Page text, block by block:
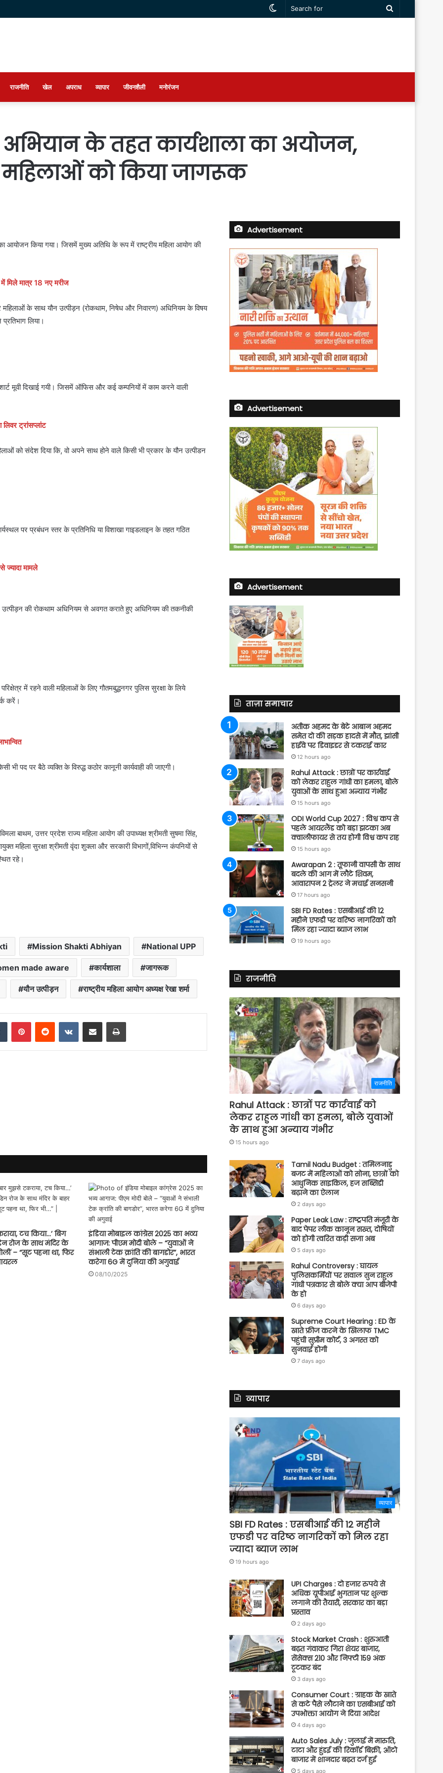
Search
Switch
राजनीति खेल अपराध व्यापार जीवनशैली मनोरंजन
के तहत कार्यशाला का अयोजन,
को किया जागरूक
आयोजन किया गया। जिसमें मुख्य अतिथि के रूप में राष्ट्रीय महिला आयोग की
मिले मात्र 18 नए मरीज
के साथ यौन उत्पीड़न (रोकथाम, निषेध और निवारण) अधिनियम के विषय
लिया।
मूवी दिखाई गयी। जिसमें ऑफिस और कई कम्पनियों में काम करने वाली
ट्रांसप्लांट
को संदेश दिया कि, वो अपने साथ होने वाले किसी भी प्रकार के यौन उत्पीडन
पर प्रबंधन स्तर के प्रतिनिधि या विशाखा गाइडलाइन के तहत गठित
मामले
की रोकथाम अधिनियम से अवगत कराते हुए अधिनियम की तकनीकी
में रहने वाली महिलाओं के लिए गौतमबुद्धनगर पुलिस सुरक्षा के लिये
करें।
पद पर बैठे व्यक्ति के विरुद्ध कठोर कानूनी कार्यवाही की जाएगी।
बाथम, उत्तर प्रदेश राज्य महिला आयोग की उपाध्यक्ष श्रीमती सुषमा सिंह,
महिला सुरक्षा श्रीमती वृंदा शुक्ला और सरकारी विभागों,विभिन्न कंपनियों से
रहे।
Mission Shakti Abhiyan National UPP
made aware कार्यशाला जागरूक
यौन उत्पीड़न राष्ट्रीय महिला आयोग अध्यक्ष रेखा शर्मा
Tumblr PinterestReddit VKontakteShare via Email Print
टच किया…’ बिग
रोज के साथ मंदिर के
– “सूट पहना था, फिर
इंडिया मोबाइल कांग्रेस 2025 का भव्य
आगाज: पीएम मोदी बोले – “युवाओं ने
संभाली टेक क्रांति की बागडोर”, भारत
करेगा 6G में दुनिया की अगुवाई
08/10/2025
Advertisement
Advertisement
Advertisement
ताज़ा समाचार
अतीक अहमद के बेटे आबान अहमद
समेत दो की सड़क हादसे में मौत, झांसी
हाईवे पर डिवाइडर से टकराई कार
12 hours ago
Rahul Attack : छात्रों पर कार्रवाई
को लेकर राहुल गांधी का हमला, बोले
युवाओं के साथ हुआ अन्याय गंभीर
15 hours ago
ODI World Cup 2027 : विश्व कप से
पहले आयरलैंड को बड़ा झटका अब
क्वालीफायर से तय होगी विश्व कप राह
15 hours ago
Awarapan 2 : तूफानी वापसी के साथ
बदले की आग में लौटे शिवम,
आवारापन 2 ट्रेलर ने मचाई सनसनी
17 hours ago
SBI FD Rates : एसबीआई की 12
महीने एफडी पर वरिष्ठ नागरिकों को
मिल रहा ज्यादा ब्याज लाभ
19 hours ago
राजनीति
राजनीति
Rahul Attack : छात्रों पर कार्रवाई को
लेकर राहुल गांधी का हमला, बोले युवाओं
के साथ हुआ अन्याय गंभीर
15 hours ago
Tamil Nadu Budget : तमिलनाडु
बजट में महिलाओं को सोना, छात्रों को
आधुनिक साइकिल, हज सब्सिडी
बढ़ाने का ऐलान
2 days ago
Paper Leak Law : राष्ट्रपति मंजूरी के
बाद पेपर लीक कानून सख्त, दोषियों
को होगी त्वरित कड़ी सजा अब
5 days ago
Rahul Controversy : घायल
पुलिसकर्मियों पर सवाल सुन राहुल
गांधी पत्रकार से बोले क्या आप बीजेपी
के हो
6 days ago
Supreme Court Hearing : ED के
खाते फ्रीज करने के खिलाफ TMC
पहुंची सुप्रीम कोर्ट, 3 अगस्त को
सुनवाई होगी
7 days ago
व्यापार
व्यापार
SBI FD Rates : एसबीआई की 12 महीने
एफडी पर वरिष्ठ नागरिकों को मिल रहा
ज्यादा ब्याज लाभ
19 hours ago
UPI Charges : दो हजार रुपये से
अधिक यूपीआई भुगतान पर शुल्क
लगाने की तैयारी, सरकार का बड़ा
प्रस्ताव
2 days ago
Stock Market Crash : शुरुआती
बढ़त गंवाकर गिरा शेयर बाजार,
सेंसेक्स 210 और निफ्टी 159 अंक
टूटकर बंद
3 days ago
Consumer Court : ग्राहक के खाते
से कटे पैसे लौटाने का एसबीआई को
उपभोक्ता आयोग ने दिया आदेश
4 days ago
Auto Sales July : जुलाई में मारुति,
टाटा और हुंडई की रिकॉर्ड बिक्री, ऑटो
बाजार में शानदार बढ़त दर्ज हुई
5 days ago